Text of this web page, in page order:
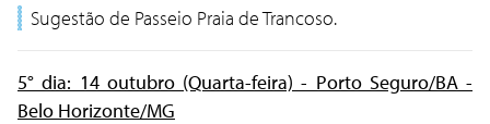
Sugestão de Passeio Praia de Trancoso.
5° dia: 14 outubro (Quarta-feira) - Porto Seguro/BA -
Belo Horizonte/MG